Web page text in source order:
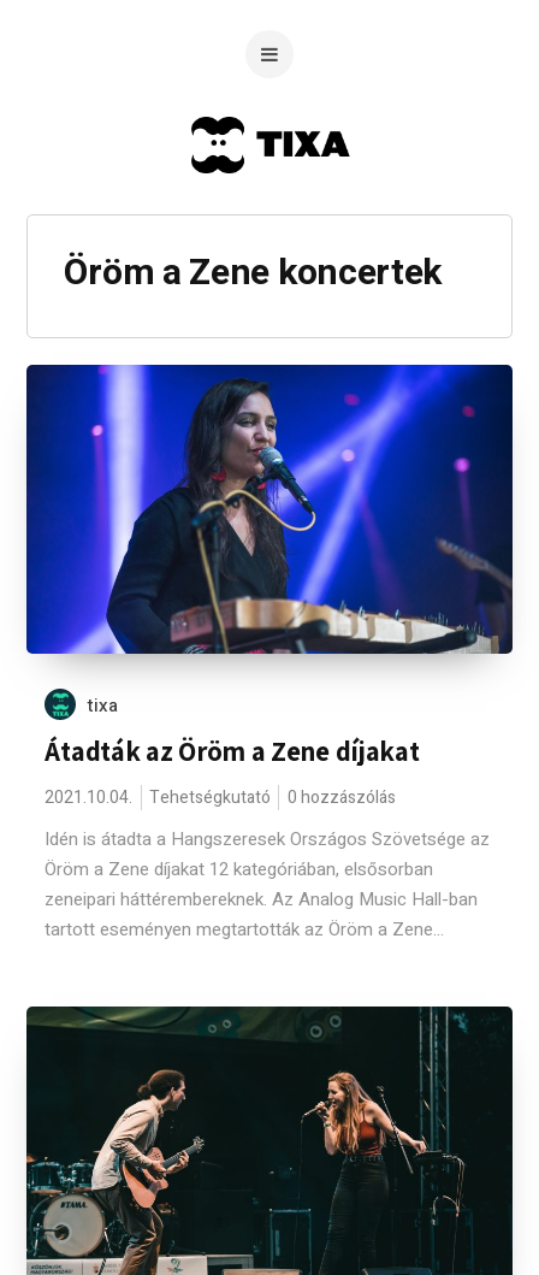
Öröm a Zene koncertek
tixa
Átadták az Öröm a Zene díjakat
2021.10.04. Tehetségkutató 0 hozzászólás
Idén is átadta a Hangszeresek Országos Szövetsége az
Öröm a Zene díjakat 12 kategóriában, elsősorban
zeneipari háttérembereknek. Az Analog Music Hall-ban
tartott eseményen megtartották az Öröm a Zene...